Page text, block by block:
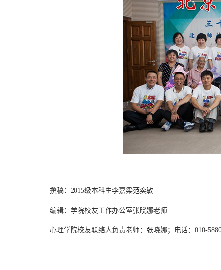
撰稿：2015级本科生李嘉梁范奕敏
编辑：学院校友工作办公室张晓娜老师
心理学院校友联络人负责老师：张晓娜；电话：010-